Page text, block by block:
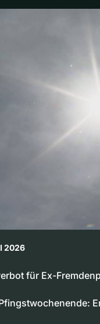
2026
für Ex-